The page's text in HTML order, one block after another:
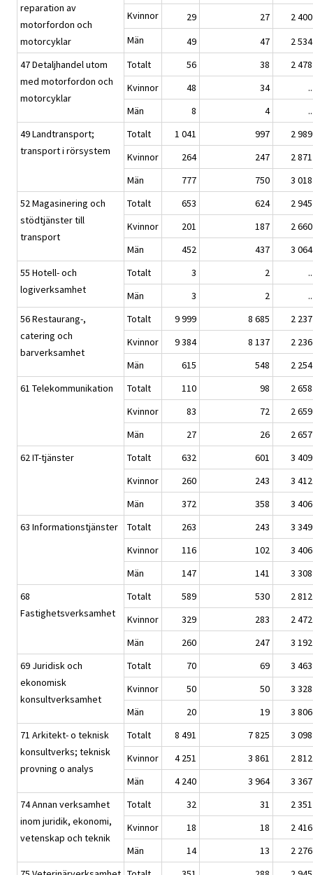
reparation av
motorfordon och
motorcyklar
Kvinnor 29 27
2 400
Män
49 47
2 534
47 Detaljhandel utom
med motorfordon och
motorcyklar
Totalt 56 38
2 478
Kvinnor
48 34
..
Män
8 4
..
49 Landtransport;
transport i rörsystem
Totalt 1 041 997
2 989
Kvinnor
264 247
2 871
Män
777 750
3 018
52 Magasinering och
stödtjänster till
transport
Totalt 653 624
2 945
Kvinnor
201 187
2 660
Män
452 437
3 064
55 Hotell- och
logiverksamhet
Totalt 3 2
..
Män
3 2
..
56 Restaurang-,
catering och
barverksamhet
Totalt 9 999 8 685
2 237
Kvinnor
9 384 8 137
2 236
Män
615 548
2 254
61 Telekommunikation
Totalt 110 98
2 658
Kvinnor
83 72
2 659
Män
27 26
2 657
62 IT-tjänster
Totalt 632 601
3 409
Kvinnor
260 243
3 412
Män
372 358
3 406
63 Informationstjänster
Totalt 263 243
3 349
Kvinnor
116 102
3 406
Män
147 141
3 308
68
Fastighetsverksamhet
Totalt 589 530
2 812
Kvinnor
329 283
2 472
Män
260 247
3 192
69 Juridisk och
ekonomisk
konsultverksamhet
Totalt 70 69
3 463
Kvinnor
50 50
3 328
Män
20 19
3 806
71 Arkitekt- o teknisk
konsultverks; teknisk
provning o analys
Totalt 8 491 7 825
3 098
Kvinnor
4 251 3 861
2 812
Män
4 240 3 964
3 367
74 Annan verksamhet
inom juridik, ekonomi,
vetenskap och teknik
Totalt 32 31
2 351
Kvinnor
18 18
2 416
Män
14 13
2 276